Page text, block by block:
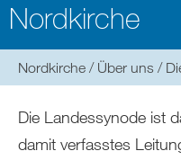
Nordkirche
Sie
befinden
sich
Nordkirche Über uns
Die Landessynode ist
damit verfasstes